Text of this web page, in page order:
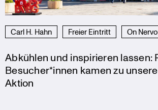
Carl H. Hahn Freier Eintritt On
Abkühlen und inspirieren lassen:
Besucher*innen kamen zu
Aktion